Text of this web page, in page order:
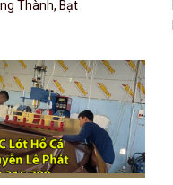
Thành, Bạt